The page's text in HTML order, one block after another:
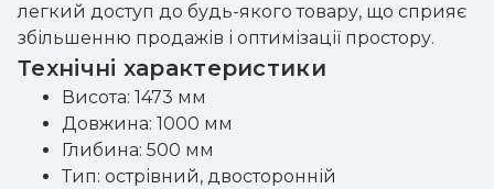
легкий доступ до будь-якого товару, що сприяє
збільшенню продажів і оптимізації простору.
Технічні характеристики
Висота: 1473 мм
Довжина: 1000 мм
Глибина: 500 мм
Тип: острівний, двосторонній